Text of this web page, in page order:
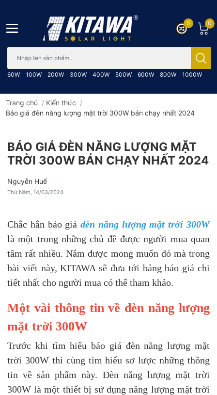
60W 100W 200W 300W 400W 500W 600W 800W 1000W
0
0
Trang chủ / Kiến thức /
Báo giá đèn năng lượng mặt trời 300W bán chạy nhất 2024
BÁO GIÁ ĐÈN NĂNG LƯỢNG MẶT
TRỜI 300W BÁN CHẠY NHẤT 2024
Nguyễn Huế
Thứ Năm, 14/03/2024
Chắc hẳn báo giáđèn năng lượng mặt trời 300W
là một trong những chủ đề được người mua quan
tâm rất nhiều. Nắm được mong muốn đó mà trong
bài viết này, KITAWA sẽ đưa tới bảng báo giá chi
tiết nhất cho người mua có thể tham khảo.
Một vài thông tin về đèn năng lượng
mặt trời 300W
Trước khi tìm hiểu báo giá đèn năng lượng mặt
trời 300W thì cùng tìm hiểu sơ lược những thông
tin về sản phẩm này. Đèn năng lượng mặt trời
300W là một thiết bị sử dụng năng lượng mặt trời